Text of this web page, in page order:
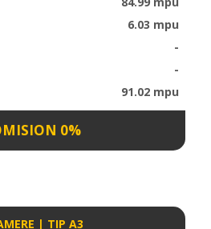
6.03 mpu
-
-
91.02 mpu
0%
| TIP A3